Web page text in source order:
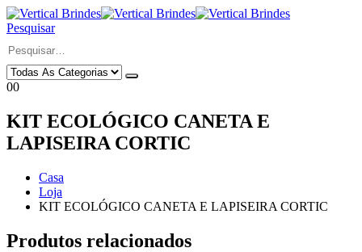
Pesquisar
00
KIT ECOLÓGICO CANETA E
LAPISEIRA CORTIC
Casa
Loja
KIT ECOLÓGICO CANETA E LAPISEIRA CORTIC
Produtos relacionados